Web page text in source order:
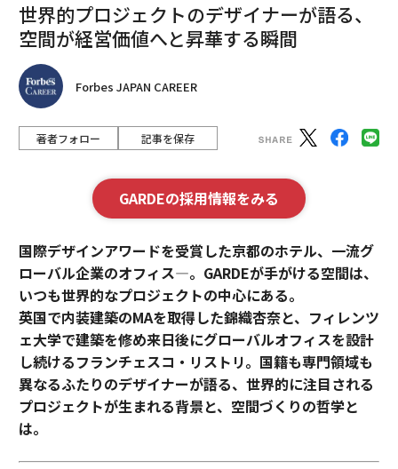
世界的プロジェクトのデザイナーが語る、
空間が経営価値へと昇華する瞬間
Forbes JAPAN CAREER
著者フォロー 記事を保存
GARDEの採用情報をみる
国際デザインアワードを受賞した京都のホテル、一流グ
ローバル企業のオフィス—。GARDEが手がける空間は、
いつも世界的なプロジェクトの中心にある。
英国で内装建築のMAを取得した錦織杏奈と、フィレンツ
ェ大学で建築を修め来日後にグローバルオフィスを設計
し続けるフランチェスコ・リストリ。国籍も専門領域も
異なるふたりのデザイナーが語る、世界的に注目される
プロジェクトが生まれる背景と、空間づくりの哲学と
は。